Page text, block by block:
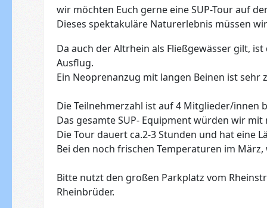
wir möchten Euch gerne eine SUP-Tour auf
Dieses spektakuläre Naturerlebnis müssen
Da auch der Altrhein als Fließgewässer gilt,
Ausflug.
Ein Neoprenanzug mit langen Beinen ist
Die Teilnehmerzahl ist auf 4 Mitglieder/innen
Das gesamte SUP- Equipment würden wir
Die Tour dauert ca.2-3 Stunden und hat eine
Bei den noch frischen Temperaturen im
Bitte nutzt den großen Parkplatz vom
Rheinbrüder.